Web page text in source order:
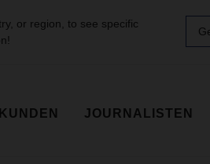
or region, to see specific
KUNDEN JOURNALISTEN